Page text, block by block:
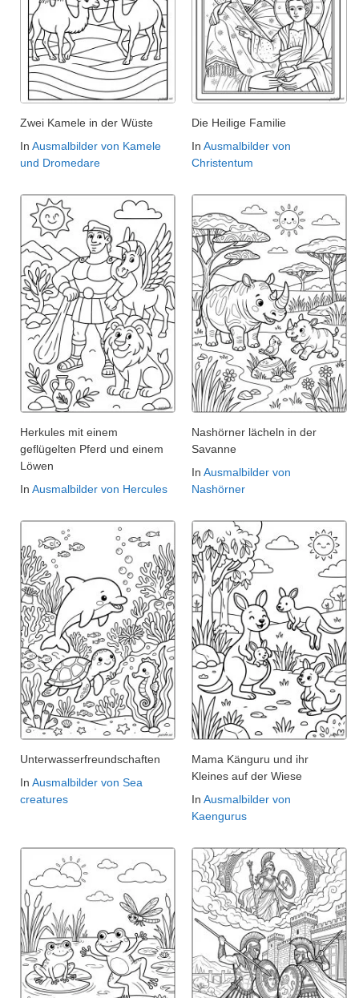
Zwei Kamele in der Wüste
In Ausmalbilder von Kamele
und Dromedare
Die Heilige Familie
In Ausmalbilder von
Christentum
Herkules mit einem
geflügelten Pferd und einem
Löwen
In Ausmalbilder von Hercules
Nashörner lächeln in der
Savanne
In Ausmalbilder von
Nashörner
Unterwasserfreundschaften
In Ausmalbilder von Sea
creatures
Mama Känguru und ihr
Kleines auf der Wiese
In Ausmalbilder von
Kaengurus